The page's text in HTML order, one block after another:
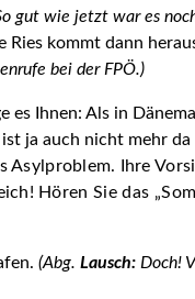
gut wie jetzt war es
Ries kommt dann
bei der FPÖ.)
es Ihnen: Als in
ja auch nicht mehr
Asylproblem. Ihre
Hören Sie das
(Abg. Lausch: Doch!